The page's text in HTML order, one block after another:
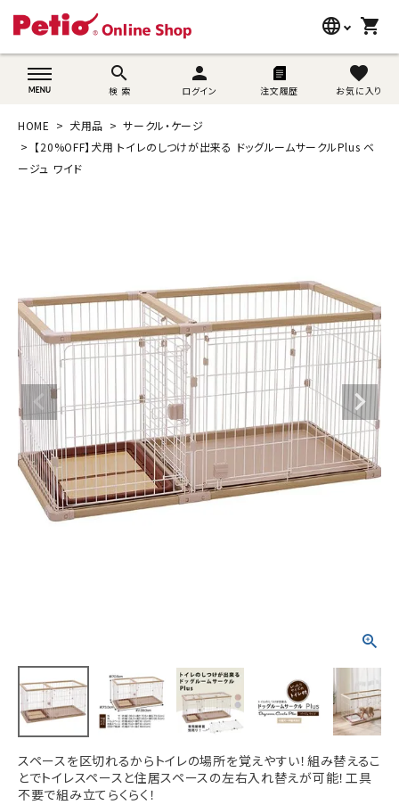
language
wovn-lang-name
shopping_cart
search
検 索
person
ログイン 注文履歴
favorite
お気に入り
search
猫用品
SNS
ACCOUNT MENU
ようこそ ゲスト 様
meeting_room ログイン person 新規会員登録
HOME 犬用品
サークル・ケージ
【20%OFF】犬用 トイレのしつけが出来る ドッグルームサークルPlus ベ
ージュ ワイド
スペースを区切れるからトイレの場所を覚えやすい！組み替えるこ
とでトイレスペースと住居スペースの左右入れ替えが可能！工具
不要で組み立てらくらく！